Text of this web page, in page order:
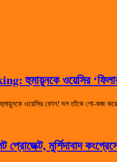
হুমায়ুনকে ওয়েসির
হুমায়ুনকে ওয়েসির ফোন! দল তাঁকে শো-কজ
প্রোজেক্ট, মুর্শিদাবাদ